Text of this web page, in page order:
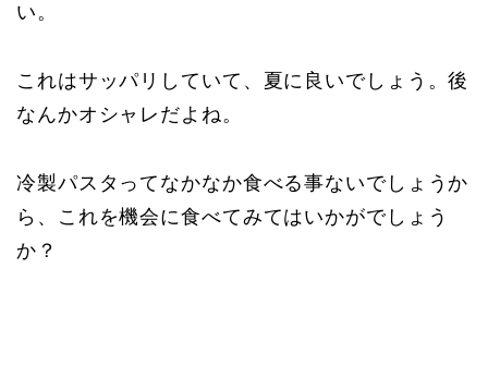
い。
これはサッパリしていて、夏に良いでしょう。後
なんかオシャレだよね。
冷製パスタってなかなか食べる事ないでしょうか
ら、これを機会に食べてみてはいかがでしょう
か？